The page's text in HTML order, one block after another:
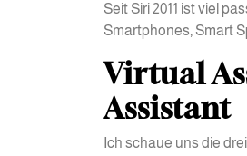
Seit Siri 2011 ist viel
Smartphones, Smart
Virtual
Assistant
Ich schaue uns die